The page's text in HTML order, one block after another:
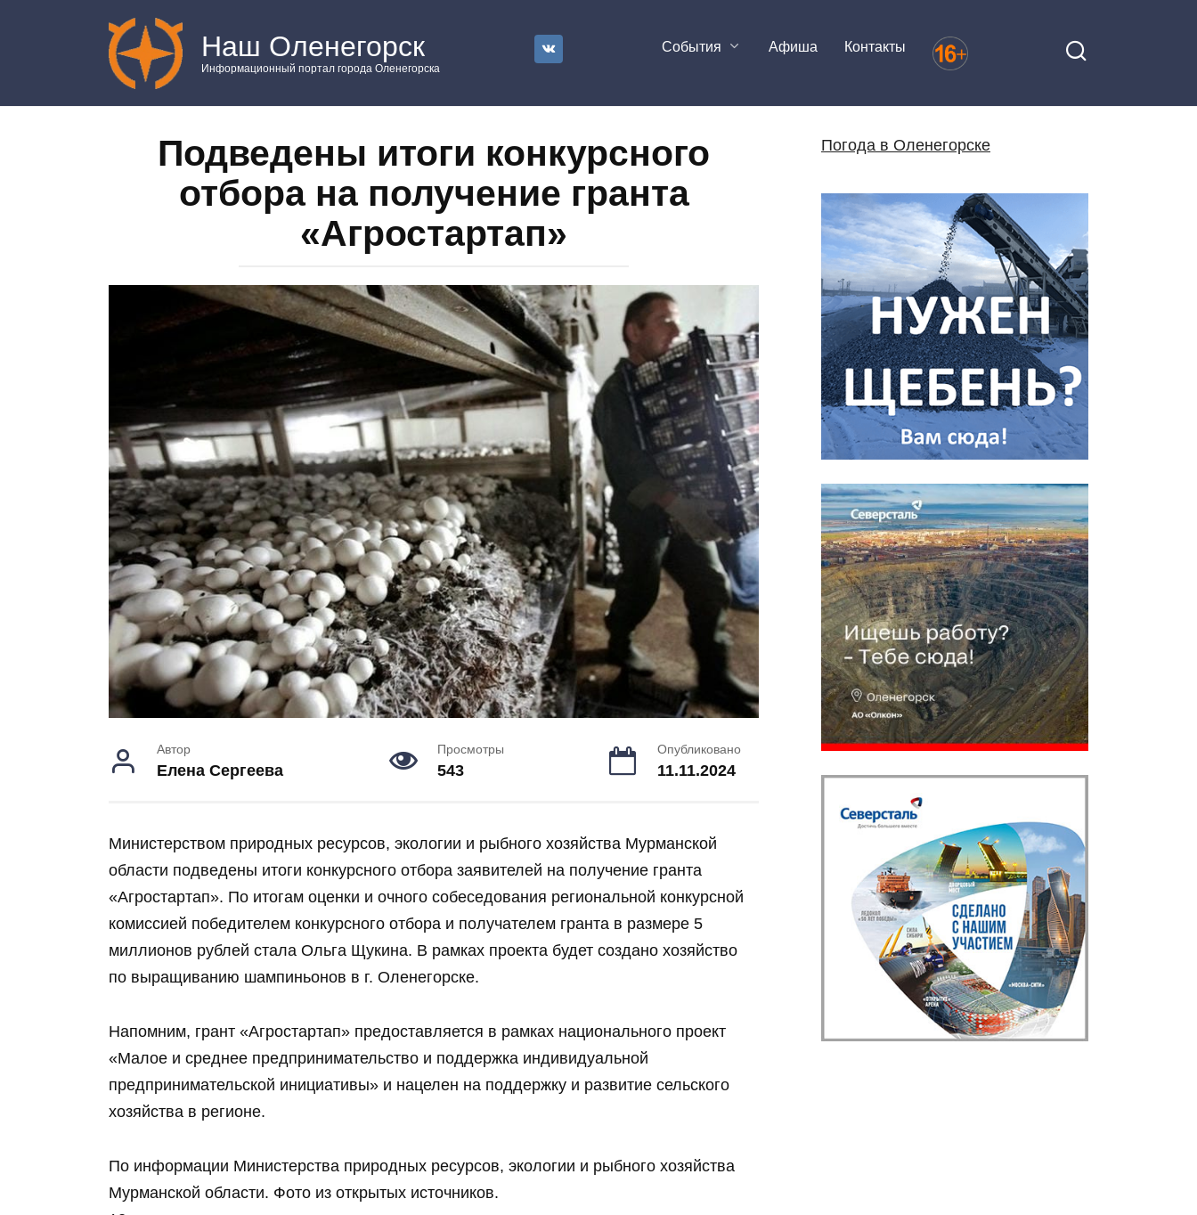
Наш Оленегорск
Информационный портал города Оленегорска
События Афиша Контакты
Подведены итоги конкурсного
отбора на получение гранта
«Агростартап»
Автор
Елена Сергеева
Просмотры
543
Опубликовано
11.11.2024
Министерством природных ресурсов, экологии и рыбного хозяйства Мурманской
области подведены итоги конкурсного отбора заявителей на получение гранта
«Агростартап». По итогам оценки и очного собеседования региональной конкурсной
комиссией победителем конкурсного отбора и получателем гранта в размере 5
миллионов рублей стала Ольга Щукина. В рамках проекта будет создано хозяйство
по выращиванию шампиньонов в г. Оленегорске.
Напомним, грант «Агростартап» предоставляется в рамках национального проект
«Малое и среднее предпринимательство и поддержка индивидуальной
предпринимательской инициативы» и нацелен на поддержку и развитие сельского
хозяйства в регионе.
По информации Министерства природных ресурсов, экологии и рыбного хозяйства
Мурманской области. Фото из открытых источников.
Погода в Оленегорске